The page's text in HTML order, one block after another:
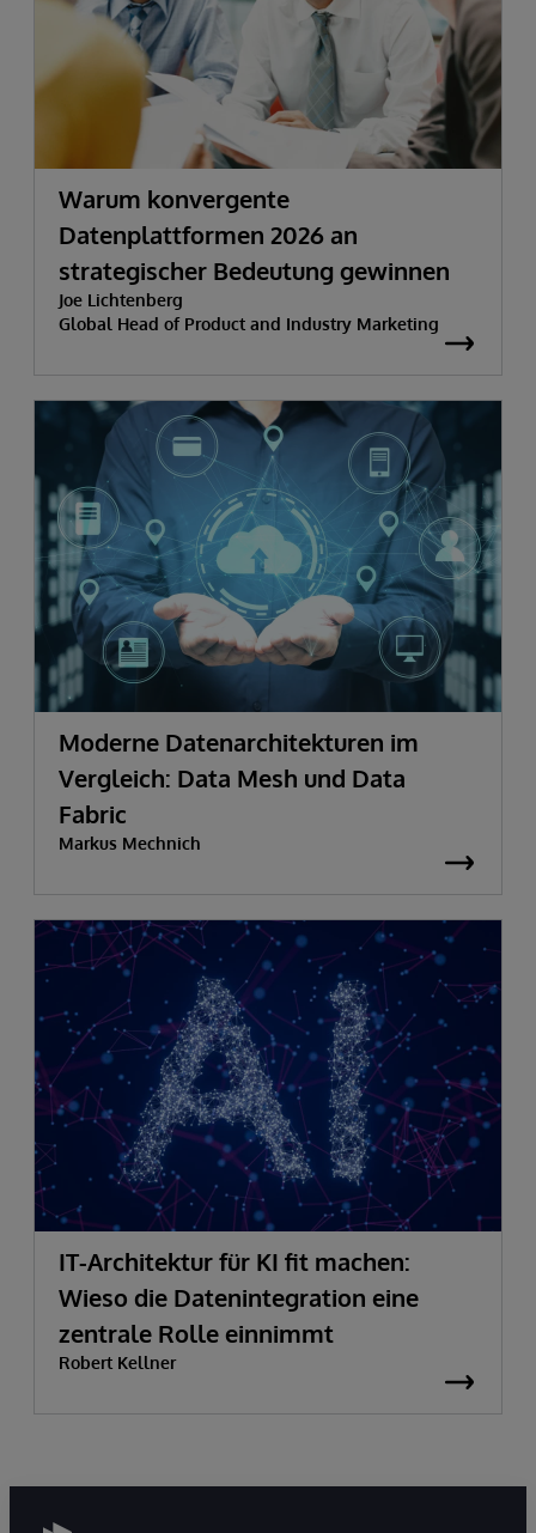
Warum konvergente
Datenplattformen 2026 an
strategischer Bedeutung gewinnen
Joe Lichtenberg
Global Head of Product and Industry Marketing
Moderne Datenarchitekturen im
Vergleich: Data Mesh und Data
Fabric
Markus Mechnich
IT-Architektur für KI fit machen:
Wieso die Datenintegration eine
zentrale Rolle einnimmt
Robert Kellner